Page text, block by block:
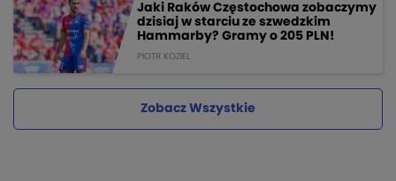
Jaki Raków Częstochowa zobaczymy
dzisiaj w starciu ze szwedzkim
Hammarby? Gramy o 205 PLN!
PIOTR KOZIEL
Zobacz Wszystkie